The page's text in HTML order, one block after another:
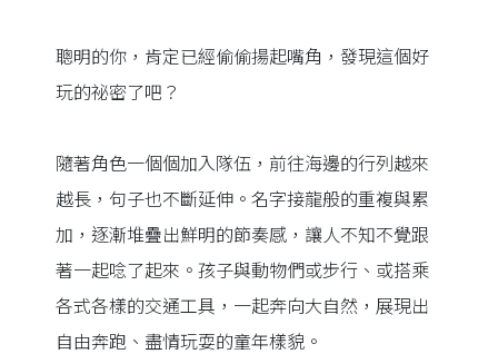
聰明的你，肯定已經偷偷揚起嘴角，發現這個好
玩的祕密了吧？
隨著角色一個個加入隊伍，前往海邊的行列越來
越長，句子也不斷延伸。名字接龍般的重複與累
加，逐漸堆疊出鮮明的節奏感，讓人不知不覺跟
著一起唸了起來。孩子與動物們或步行、或搭乘
各式各樣的交通工具，一起奔向大自然，展現出
自由奔跑、盡情玩耍的童年樣貌。